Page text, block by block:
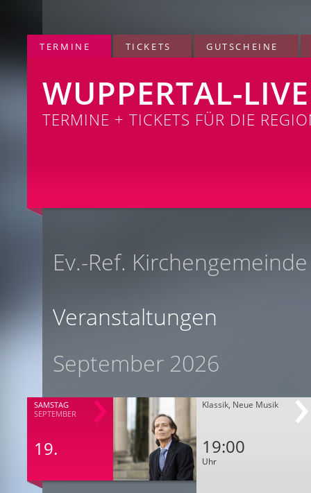
TERMINE TICKETS GUTSCHEINE
WUPPERTAL-LIVE
TERMINE + TICKETS FÜR DIE
Ev.-Ref.
Veranstaltungen
September 2026
SAMSTAG
SEPTEMBER
19.
Klassik, Neue Musik
19:00
Uhr